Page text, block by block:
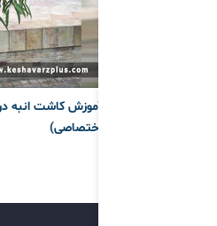
آموزش کاشت انبه
اختصاصی)